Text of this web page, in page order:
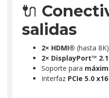
🔌
salidas
2× HDMI® (hasta 8K)
2× DisplayPort™
Soporte para
Interfaz PCIe 5.0 x16